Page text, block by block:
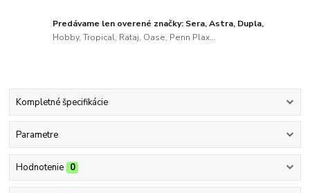
Predávame len overené značky: Sera, Astra, Dupla,
Hobby, Tropical, Rataj, Oase, Penn Plax...
Kompletné špecifikácie
Parametre
Hodnotenie 0